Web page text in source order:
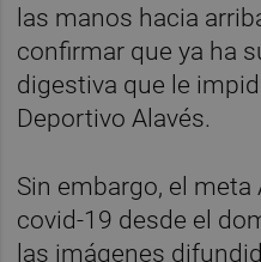
las manos hacia
confirmar que ya ha
digestiva que le
Deportivo Alavés.
Sin embargo, el meta
covid-19 desde el
las imágenes